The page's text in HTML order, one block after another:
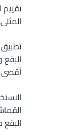
أقصى